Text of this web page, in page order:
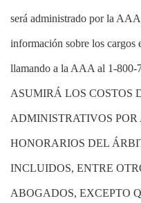
será administrado por la
información sobre los cargos
llamando a la AAA al 1-
ASUMIRÁ LOS COSTOS
ADMINISTRATIVOS POR
HONORARIOS DEL
INCLUIDOS, ENTRE
ABOGADOS, EXCEPTO